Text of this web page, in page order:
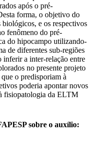
após o pré-
forma, o objetivo do
biológicos, e os respectivos
fenômeno do pré-
do hipocampo utilizando-
de diferentes sub-regiões
inferir a inter-relação entre
no presente projeto
o predisporiam à
poderia apontar novos
fisiopatologia da ELTM
sobre o auxílio: